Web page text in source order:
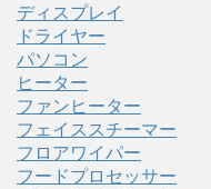
ディスプレイ
ドライヤー
パソコン
ヒーター
ファンヒーター
フェイススチーマー
フロアワイパー
フードプロセッサー